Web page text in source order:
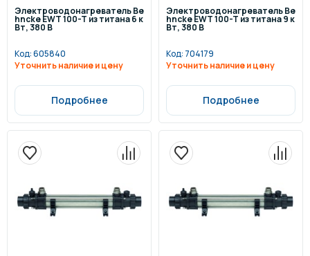
Электроводонагреватель Be
hncke EWT 100-T из титана 6 к
Вт, 380 В
Код:605840
Уточнить наличие и цену
Подробнее
Электроводонагреватель Be
hncke EWT 100-T из титана 9 к
Вт, 380 В
Код: 704179
Уточнить наличие и цену
Подробнее